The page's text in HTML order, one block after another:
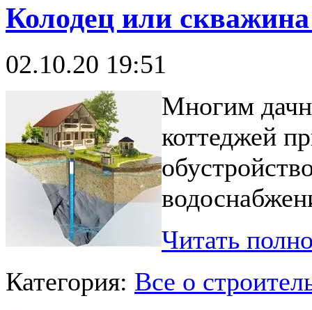
Колодец или
02.10.20 19:51
Многим
коттеджей
Читать
Категория: Все о